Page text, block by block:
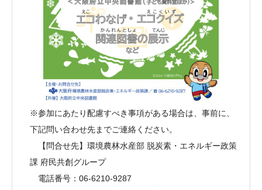
※参加にあたり配慮すべき事項がある場合は、事前に、
下記問い合わせ先までご連絡ください。​​​​​​
【問合せ先】環境農林水産部 脱炭素・エネルギー政策
課 府民共創グループ
電話番号：06-6210-9287